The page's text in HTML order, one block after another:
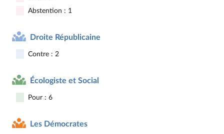
Abstention : 1
Droite Républicaine
Contre : 2
Écologiste et Social
Pour : 6
Les Démocrates